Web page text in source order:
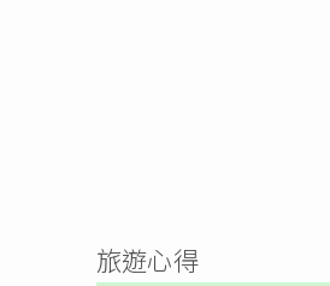
旅遊心得